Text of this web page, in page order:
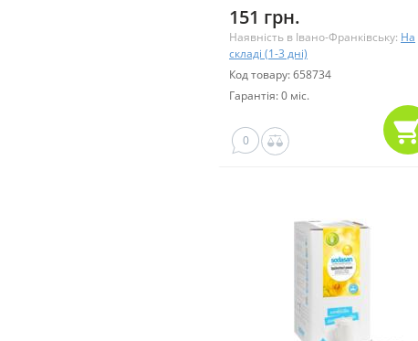
151 грн.
Наявність в Івано-Франківську: На
складі (1-3 дні)
Код товару: 658734
Гарантія: 0 міс.
0